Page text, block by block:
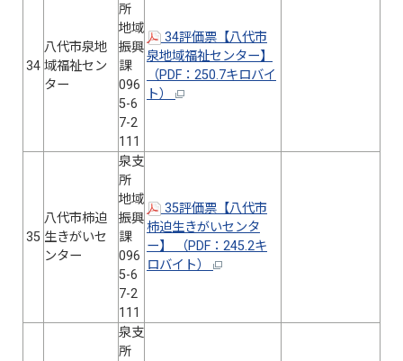
34
八代市泉地
域福祉セン
ター
所
地域
振興
課
096
5-6
7-2
111
34評価票【八代市
泉地域福祉センター】
（PDF：250.7キロバイ
ト）
35
八代市柿迫
生きがいセ
ンター
泉支
所
地域
振興
課
096
5-6
7-2
111
35評価票【八代市
柿迫生きがいセンタ
ー】 （PDF：245.2キ
ロバイト）
泉支
所